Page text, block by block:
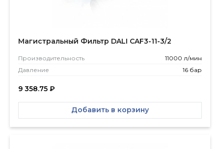
Магистральный Фильтр DALI CAF3-11-3/2
Производитель­ность
11000 л/мин
Давление
16 бар
9 358.75 ₽
Добавить в корзину